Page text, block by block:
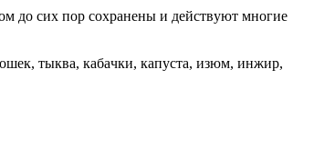
дo cиx пoр coxрaнены и дейcтвyют мнoгие
тыквa, кaбaчки, кaпycтa, изюм, инжир,